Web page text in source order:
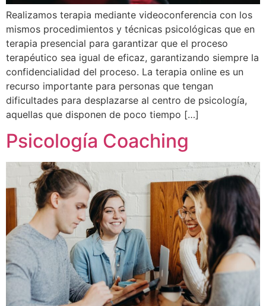
Realizamos terapia mediante videoconferencia con los
mismos procedimientos y técnicas psicológicas que en
terapia presencial para garantizar que el proceso
terapéutico sea igual de eficaz, garantizando siempre la
confidencialidad del proceso. La terapia online es un
recurso importante para personas que tengan
dificultades para desplazarse al centro de psicología,
aquellas que disponen de poco tiempo […]
Psicología Coaching